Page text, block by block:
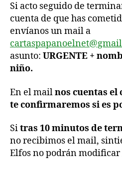
Si acto seguido de
cuenta de que has
envíanos un mail a
asunto: URGENTE +
niño.
En el mailnos cuentas
te confirmaremos si es
Sitras 10 minutos de
no recibimos el mail,
Elfos no podrán modificar